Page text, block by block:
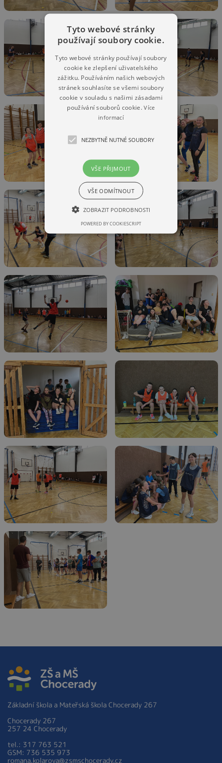
Základní škola a Mateřská škola Chocerady 267
Chocerady 267
257 24 Chocerady
tel.: 317 763 521
GSM: 736 535 973
romana.kolarova@zsmschocerady.cz
Tyto webové stránky
používají soubory cookie.
Tyto webové stránky používají soubory
cookie ke zlepšení uživatelského
zážitku. Používáním našich webových
stránek souhlasíte se všemi soubory
cookie v souladu s našimi zásadami
používání souborů cookie.Více
informací
NEZBYTNĚ NUTNÉ SOUBORY
VŠE PŘIJMOUT
VŠE ODMÍTNOUT
ZOBRAZIT PODROBNOSTI
POWERED BY COOKIESCRIPT